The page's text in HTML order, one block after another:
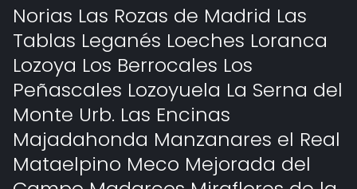
Norias Las Rozas de Madrid Las
Tablas Leganés Loeches Loranca
Lozoya Los Berrocales Los
Peñascales Lozoyuela La Serna del
Monte Urb. Las Encinas
Majadahonda Manzanares el Real
Mataelpino Meco Mejorada del